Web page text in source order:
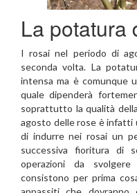
La potatura
I rosai nel periodo di
seconda volta. La
intensa ma è comunque
quale dipenderà
soprattutto la qualità
agosto delle rose è infatti
di indurre nei rosai un
successiva fioritura di
operazioni da
consistono per prima